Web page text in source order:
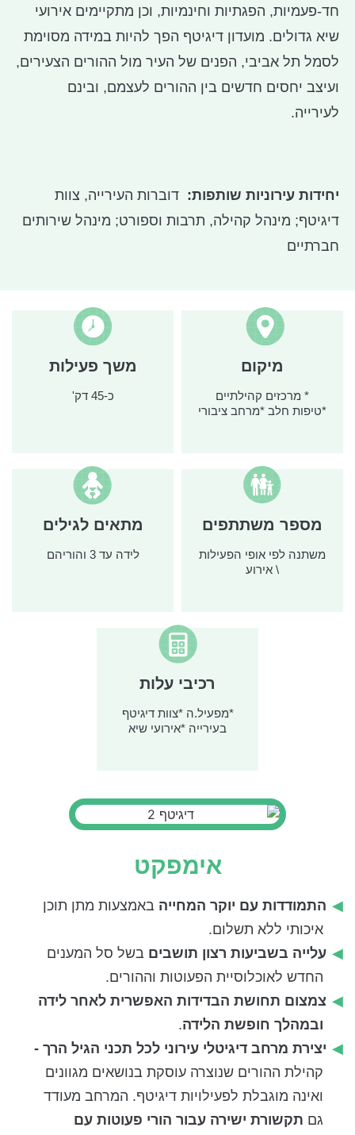
חד-פעמיות, הפגתיות וחינמיות, וכן מתקיימים אירועי
שיא גדולים. מועדון דיגיטף הפך להיות במידה מסוימת
לסמל תל אביבי, הפנים של העיר מול ההורים הצעירים,
ועיצב יחסים חדשים בין ההורים לעצמם, ובינם
לעירייה.
יחידות עירוניות שותפות: דוברות העירייה, צוות
דיגיטף; מינהל קהילה, תרבות וספורט; מינהל שירותים
חברתיים
מיקום
* מרכזים קהילתיים
*טיפות חלב *מרחב ציבורי
משך פעילות
כ-45 דק'
מספר משתתפים
משתנה לפי אופי הפעילות
\ אירוע
מתאים לגילים
לידה עד 3 והוריהם
רכיבי עלות
*מפעיל.ה *צוות דיגיטף
בעירייה *אירועי שיא
אימפקט
התמודדות עם יוקר המחייה באמצעות מתן תוכן
איכותי ללא תשלום.
עלייה בשביעות רצון תושבים בשל סל המענים
החדש לאוכלוסיית הפעוטות וההורים.
צמצום תחושת הבדידות האפשרית לאחר לידה
ובמהלך חופשת הלידה.
יצירת מרחב דיגיטלי עירוני לכל תכני הגיל הרך -
קהילת ההורים שנוצרה עוסקת בנושאים מגוונים
ואינה מוגבלת לפעילויות דיגיטף. המרחב מעודד
גם תקשורת ישירה עבור הורי פעוטות עם